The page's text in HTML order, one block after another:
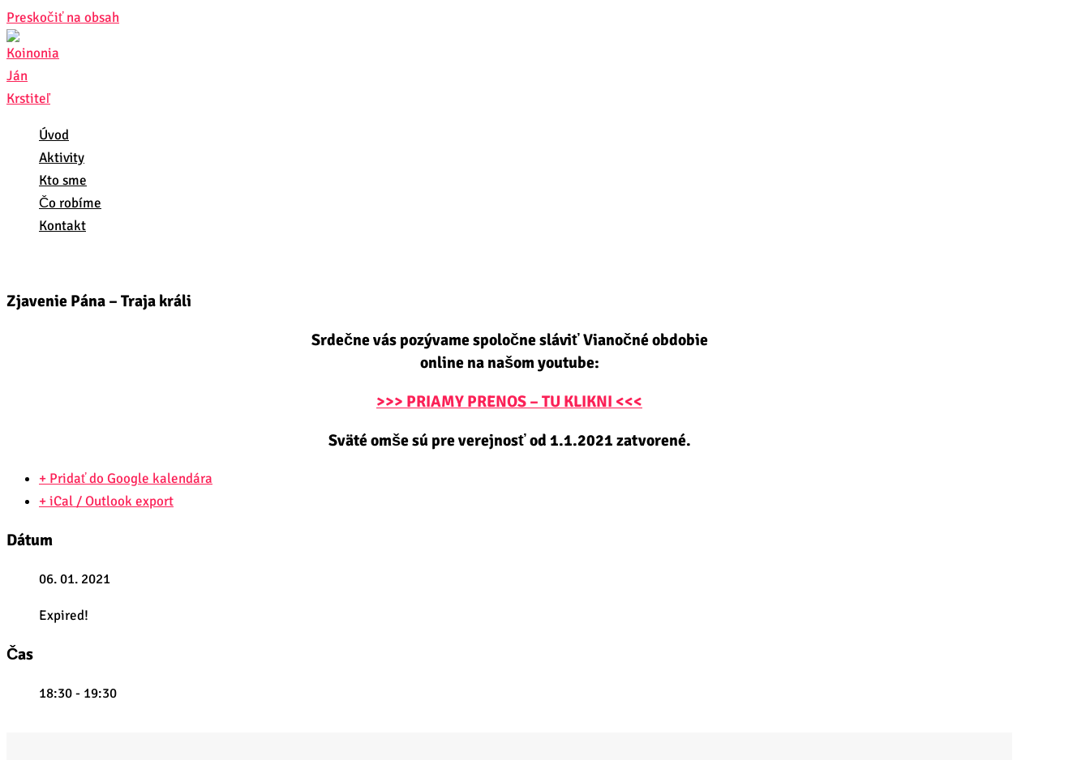
Preskočiť na obsah
Úvod
Aktivity
Kto sme
Čo robíme
Kontakt
Zjavenie Pána – Traja králi
Srdečne vás pozývame spoločne sláviť Vianočné obdobie
online na našom youtube:
>>> PRIAMY PRENOS – TU KLIKNI <<<
Sväté omše sú pre verejnosť od 1.1.2021 zatvorené.
+ Pridať do Google kalendára
+ iCal / Outlook export
Dátum
06. 01. 2021
Expired!
Čas
18:30 - 19:30